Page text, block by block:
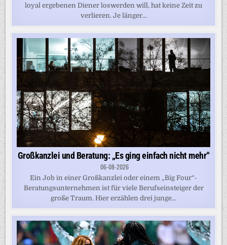
loyal ergebenen Diener loswerden will, hat keine Zeit zu
verlieren. Je länger...
Großkanzlei und Beratung: „Es ging einfach nicht mehr“
06-08-2026
Ein Job in einer Großkanzlei oder einem „Big Four“-
Beratungsunternehmen ist für viele Berufseinsteiger der
große Traum. Hier erzählen drei junge...